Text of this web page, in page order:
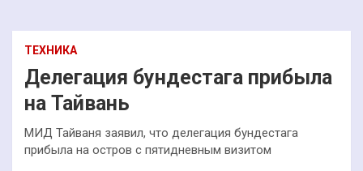
ТЕХНИКА
Делегация бундестага прибыла
на Тайвань
МИД Тайваня заявил, что делегация бундестага
прибыла на остров с пятидневным визитом